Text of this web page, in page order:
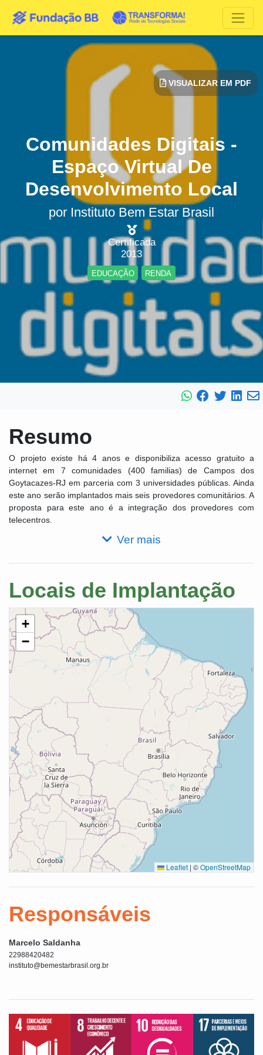
Comunidades Digitais -
Espaço Virtual De
Desenvolvimento Local
por Instituto Bem Estar Brasil
Certificada
2013
EDUCAÇÃO RENDA
VISUALIZAR EM PDF
Resumo
O projeto existe há 4 anos e disponibiliza acesso gratuito a
internet em 7 comunidades (400 familias) de Campos dos
Goytacazes-RJ em parceria com 3 universidades públicas. Ainda
este ano serão implantados mais seis provedores comunitários. A
proposta para este ano é a integração dos provedores com
telecentros.
Ver mais
Locais de Implantação
+
−
Leaflet | ©OpenStreetMap
Responsáveis
Marcelo Saldanha
22988420482
instituto@bemestarbrasil.org.br